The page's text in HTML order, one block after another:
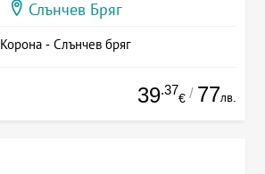
Слънчев Бряг
Корона - Слънчев бряг
39.37
€ / 77лв.